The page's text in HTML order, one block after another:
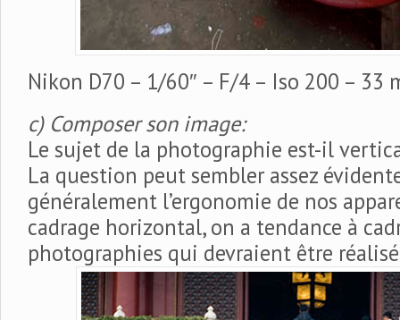
Nikon D70 – 1/60″ – F/4 – Iso 200 – 33
c) Composer son image:
Le sujet de la photographie est-il
La question peut sembler assez
généralement l’ergonomie de nos
cadrage horizontal, on a tendance à
photographies qui devraient être